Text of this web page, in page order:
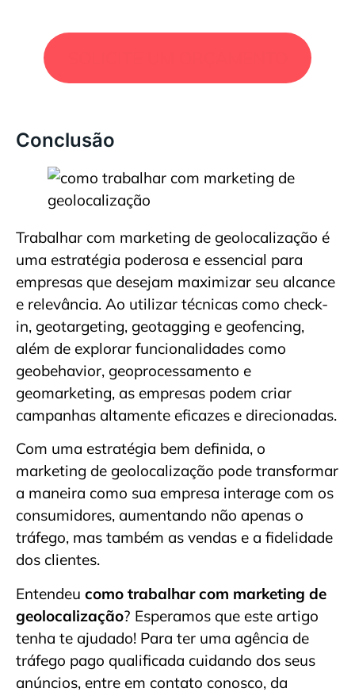
Conclusão
Trabalhar com marketing de geolocalização é
uma estratégia poderosa e essencial para
empresas que desejam maximizar seu alcance
e relevância. Ao utilizar técnicas como check-
in, geotargeting, geotagging e geofencing,
além de explorar funcionalidades como
geobehavior, geoprocessamento e
geomarketing, as empresas podem criar
campanhas altamente eficazes e direcionadas.
Com uma estratégia bem definida, o
marketing de geolocalização pode transformar
a maneira como sua empresa interage com os
consumidores, aumentando não apenas o
tráfego, mas também as vendas e a fidelidade
dos clientes.
Entendeu como trabalhar com marketing de
geolocalização? Esperamos que este artigo
tenha te ajudado! Para ter uma agência de
tráfego pago qualificada cuidando dos seus
anúncios, entre em contato conosco, da